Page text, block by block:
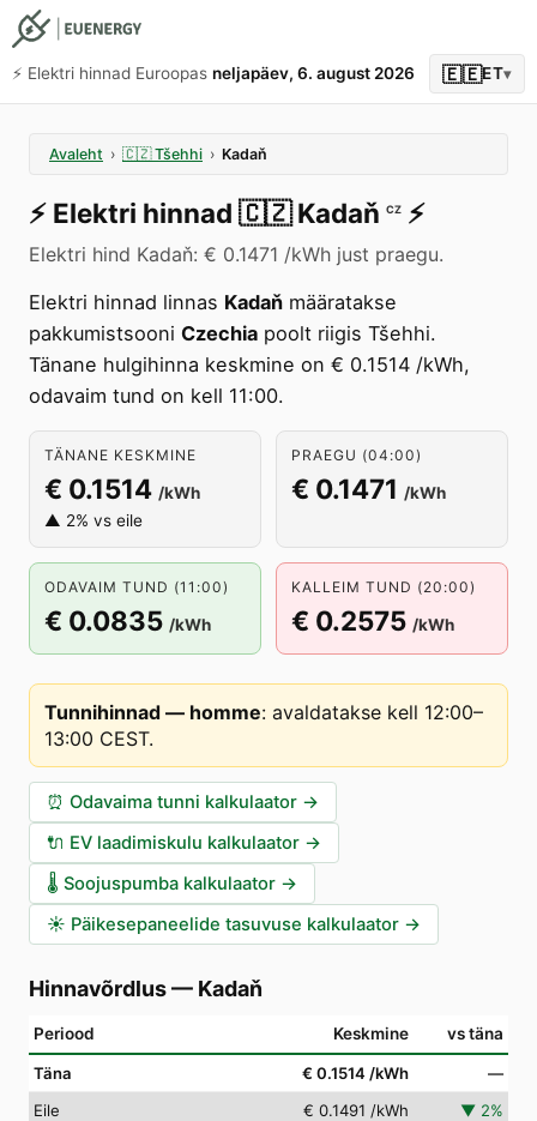
⚡️ Elektri hinnad Euroopas neljapäev, 6. august 2026 🇪🇪ET▾
Avaleht › 🇨🇿 Tšehhi › Kadaň
⚡️ Elektri hinnad 🇨🇿 Kadaň CZ ⚡️
Elektri hind Kadaň: € 0.1471 /kWh just praegu.
Elektri hinnad linnas Kadaň määratakse
pakkumistsooni Czechia poolt riigis Tšehhi.
Tänane hulgihinna keskmine on € 0.1514 /kWh,
odavaim tund on kell 11:00.
TÄNANE KESKMINE
€ 0.1514 /kWh
▲ 2% vs eile
PRAEGU (04:00)
€ 0.1471 /kWh
ODAVAIM TUND (11:00)
€ 0.0835 /kWh
KALLEIM TUND (20:00)
€ 0.2575 /kWh
Tunnihinnad — homme: avaldatakse kell 12:00–
13:00 CEST.
⏰ Odavaima tunni kalkulaator →
🔌 EV laadimiskulu kalkulaator →
🌡️ Soojuspumba kalkulaator →
☀️ Päikesepaneelide tasuvuse kalkulaator →
Hinnavõrdlus— Kadaň
Periood Keskmine vs täna
Täna € 0.1514 /kWh
—
Eile
€ 0.1491 /kWh ▼ 2%